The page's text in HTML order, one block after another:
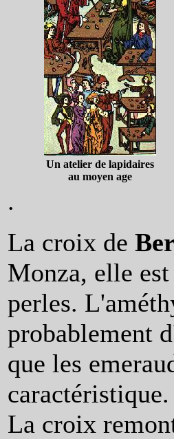
Un atelier de lapidaires
au moyen age
.
La croix de
Monza, elle
perles.
probablement
que les
La croix